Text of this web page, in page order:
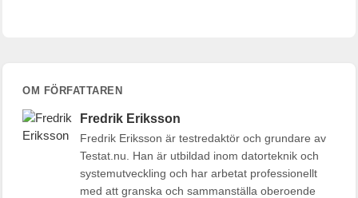
OM FÖRFATTAREN
Fredrik Eriksson
Fredrik Eriksson är testredaktör och grundare av
Testat.nu. Han är utbildad inom datorteknik och
systemutveckling och har arbetat professionellt
med att granska och sammanställa oberoende